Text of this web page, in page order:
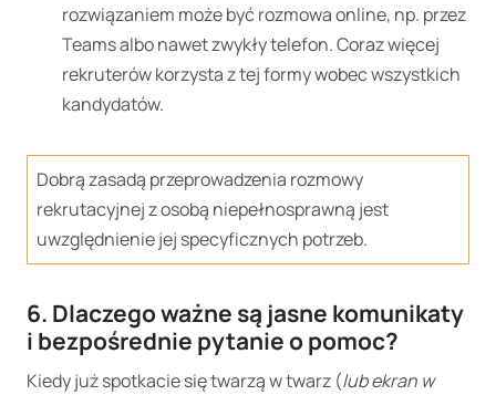
rozwiązaniem może być rozmowa online, np. przez
Teams albo nawet zwykły telefon. Coraz więcej
rekruterów korzysta z tej formy wobec wszystkich
kandydatów.
Dobrą zasadą przeprowadzenia rozmowy
rekrutacyjnej z osobą niepełnosprawną jest
uwzględnienie jej specyficznych potrzeb.
6. Dlaczego ważne są jasne komunikaty
i bezpośrednie pytanie o pomoc?
Kiedy już spotkacie się twarzą w twarz (lub ekran w